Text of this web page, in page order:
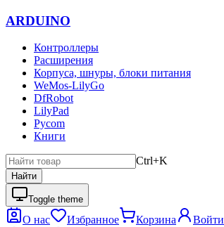
ARDUINO
Контроллеры
Расширения
Корпуса, шнуры, блоки питания
WeMos-LilyGo
DfRobot
LilyPad
Pycom
Книги
Ctrl+K
Найти
Toggle theme
О нас Избранное Корзина Войти